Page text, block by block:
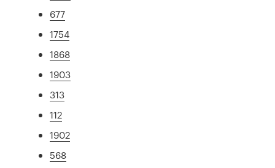
677
1754
1868
1903
313
112
1902
568